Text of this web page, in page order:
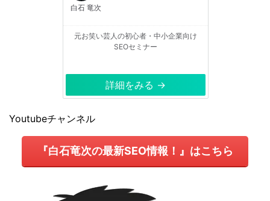
白石 竜次
元お笑い芸人の初心者・中小企業向け
SEOセミナー
詳細をみる →
Youtubeチャンネル
『白石竜次の最新SEO情報！』はこちら